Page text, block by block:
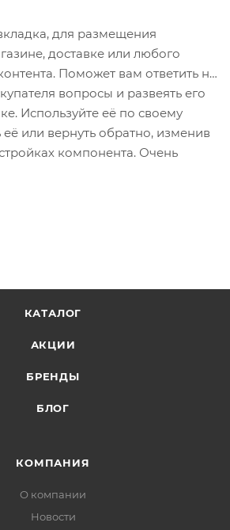
для размещения
доставке или любого
Поможет вам ответить на
вопросы и развеять его
Используйте её по своему
или вернуть обратно, изменив
компонента. Очень
КАТАЛОГ
АКЦИИ
БРЕНДЫ
БЛОГ
КОМПАНИЯ
О компании
Новости